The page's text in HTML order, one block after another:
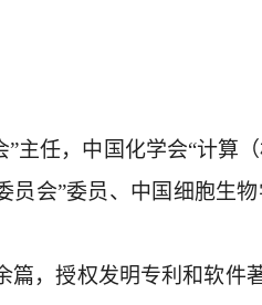
任，中国化学会“计算（
会”委员、中国细胞生
，授权发明专利和软件